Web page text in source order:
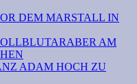
DEM MARSTALL IN
AM
ADAM HOCH ZU